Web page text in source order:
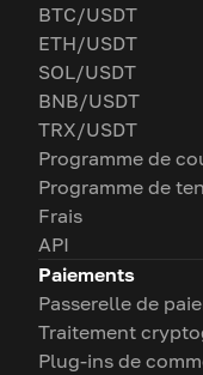
BTC/USDT
ETH/USDT
SOL/USDT
BNB/USDT
TRX/USDT
Programme de
Programme de
Frais
API
Paiements
Passerelle de
Traitement
Plug-ins de